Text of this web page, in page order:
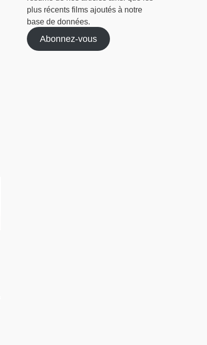
plus récents films ajoutés à notre
base de données.
Abonnez-vous